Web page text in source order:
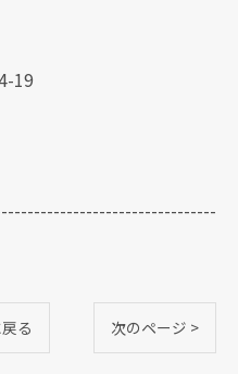
19
る 次のページ >